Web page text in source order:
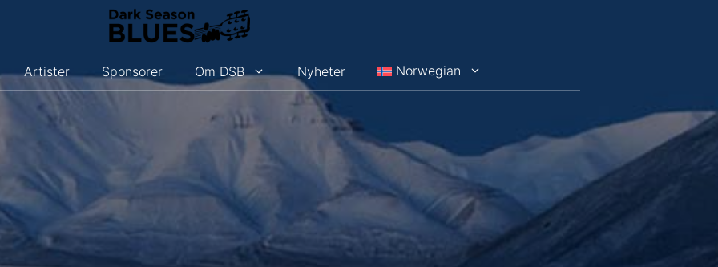
Artister Sponsorer Om DSB Nyheter Norwegian